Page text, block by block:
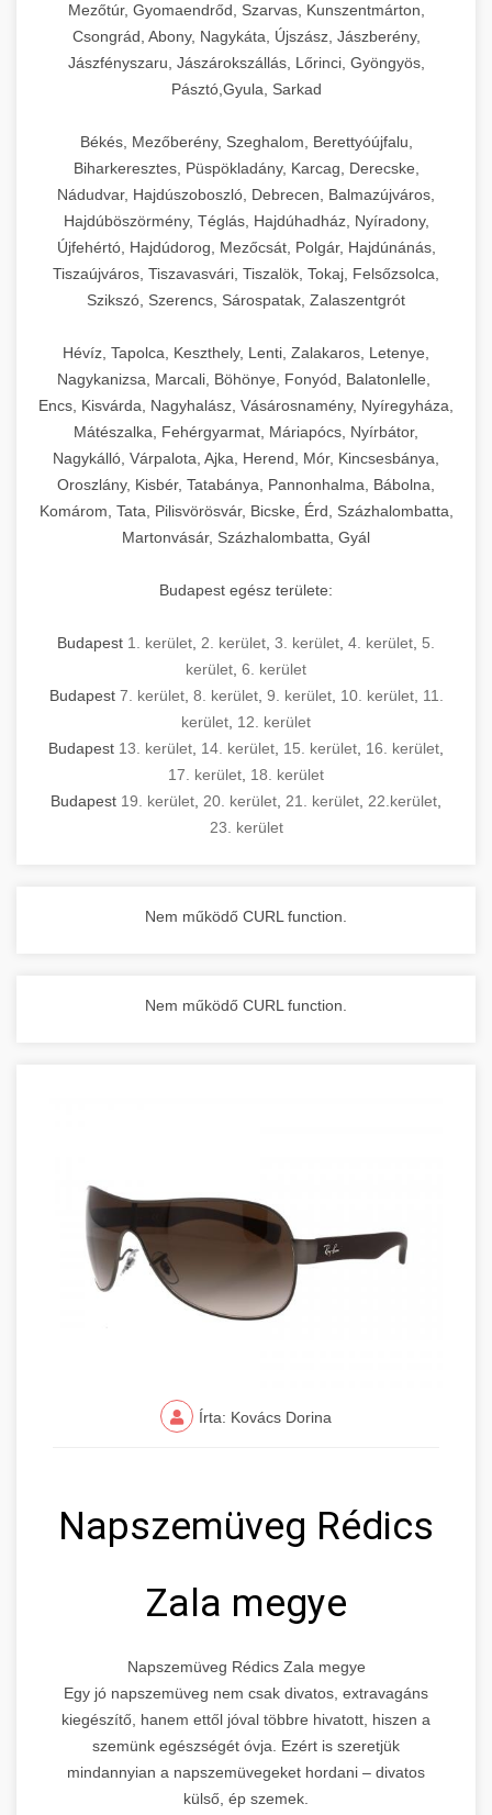
Mezőtúr, Gyomaendrőd, Szarvas, Kunszentmárton,
Csongrád, Abony, Nagykáta, Újszász, Jászberény,
Jászfényszaru, Jászárokszállás, Lőrinci, Gyöngyös,
Pásztó,Gyula, Sarkad
Békés, Mezőberény, Szeghalom, Berettyóújfalu,
Biharkeresztes, Püspökladány, Karcag, Derecske,
Nádudvar, Hajdúszoboszló, Debrecen, Balmazújváros,
Hajdúböszörmény, Téglás, Hajdúhadház, Nyíradony,
Újfehértó, Hajdúdorog, Mezőcsát, Polgár, Hajdúnánás,
Tiszaújváros, Tiszavasvári, Tiszalök, Tokaj, Felsőzsolca,
Szikszó, Szerencs, Sárospatak, Zalaszentgrót
Hévíz, Tapolca, Keszthely, Lenti, Zalakaros, Letenye,
Nagykanizsa, Marcali, Böhönye, Fonyód, Balatonlelle,
Encs, Kisvárda, Nagyhalász, Vásárosnamény, Nyíregyháza,
Mátészalka, Fehérgyarmat, Máriapócs, Nyírbátor,
Nagykálló, Várpalota, Ajka, Herend, Mór, Kincsesbánya,
Oroszlány, Kisbér, Tatabánya, Pannonhalma, Bábolna,
Komárom, Tata, Pilisvörösvár, Bicske, Érd, Százhalombatta,
Martonvásár, Százhalombatta, Gyál
Budapest egész területe:
Budapest 1. kerület 2. kerület 3. kerület 4. kerület 5.
kerület 6. kerület
Budapest 7. kerület, 8. kerület, 9. kerület, 10. kerület, 11.
kerület 12. kerület
Budapest 13. kerület 14. kerület 15. kerület 16. kerület
17. kerület 18. kerület
Budapest 19. kerület 20. kerület 21. kerület 22.kerület
23. kerület
Nem működő CURL function.
Nem működő CURL function.
Írta: Kovács Dorina
Napszemüveg Rédics
Zala megye
Napszemüveg Rédics Zala megye
Egy jó napszemüveg nem csak divatos, extravagáns
kiegészítő, hanem ettől jóval többre hivatott, hiszen a
szemünk egészségét óvja. Ezért is szeretjük
mindannyian a napszemüvegeket hordani – divatos
külső, ép szemek.